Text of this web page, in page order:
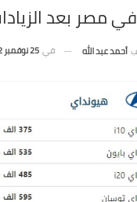
مصر بعد الزيادات
أحمد عبد الله في 25 نوفمبر 2022